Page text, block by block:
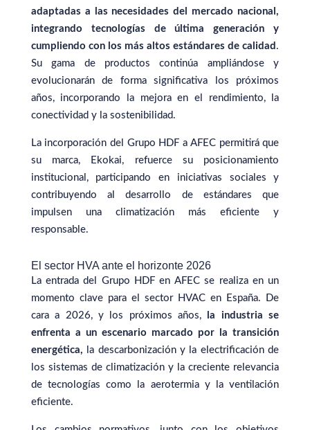
adaptadas a las necesidades del mercado nacional,
integrando tecnologías de última generación y
cumpliendo con los más altos estándares de calidad .
Su gama de productos continúa ampliándose y
evolucionarán de forma significativa los próximos
años, incorporando la mejora en el rendimiento, la
conectividad y la sostenibilidad.
La incorporación del Grupo HDF a AFEC permitirá que
su marca, Ekokai, refuerce su posicionamiento
institucional, participando en iniciativas sociales y
contribuyendo al desarrollo de estándares que
impulsen una climatización más eficiente y
responsable.
El sector HVA ante el horizonte 2026
La entrada del Grupo HDF en AFEC se realiza en un
momento clave para el sector HVAC en España. De
cara a 2026, y los próximos años,
la industria se
enfrenta a un escenario marcado por la transición
energética, la descarbonización y la electrificación de
los sistemas de climatización y la creciente relevancia
de tecnologías como la aerotermia y la ventilación
eficiente.